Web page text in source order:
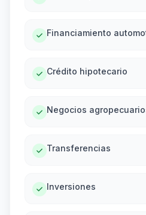
Financiamiento
Crédito hipotecario
Negocios
Transferencias
Inversiones